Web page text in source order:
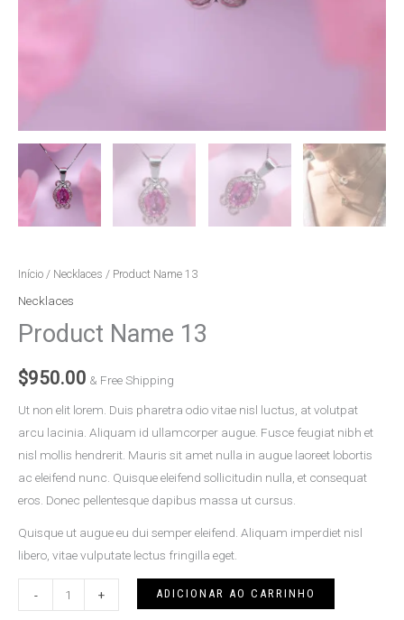
Início / Necklaces / Product Name 13
Necklaces
Product Name 13
$950.00 & Free Shipping
Ut non elit lorem. Duis pharetra odio vitae nisl luctus, at volutpat
arcu lacinia. Aliquam id ullamcorper augue. Fusce feugiat nibh et
nisl mollis hendrerit. Mauris sit amet nulla in augue laoreet lobortis
ac eleifend nunc. Quisque eleifend sollicitudin nulla, et consequat
eros. Donec pellentesque dapibus massa ut cursus.
Quisque ut augue eu dui semper eleifend. Aliquam imperdiet nisl
libero, vitae vulputate lectus fringilla eget.
- + ADICIONAR AO CARRINHO